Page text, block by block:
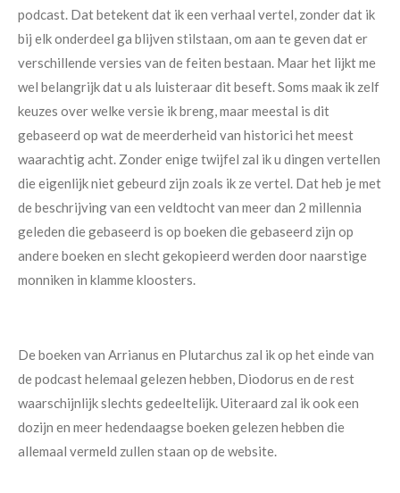
podcast. Dat betekent dat ik een verhaal vertel, zonder dat ik
bij elk onderdeel ga blijven stilstaan, om aan te geven dat er
verschillende versies van de feiten bestaan. Maar het lijkt me
wel belangrijk dat u als luisteraar dit beseft. Soms maak ik zelf
keuzes over welke versie ik breng, maar meestal is dit
gebaseerd op wat de meerderheid van historici het meest
waarachtig acht. Zonder enige twijfel zal ik u dingen vertellen
die eigenlijk niet gebeurd zijn zoals ik ze vertel. Dat heb je met
de beschrijving van een veldtocht van meer dan 2 millennia
geleden die gebaseerd is op boeken die gebaseerd zijn op
andere boeken en slecht gekopieerd werden door naarstige
monniken in klamme kloosters.
De boeken van Arrianus en Plutarchus zal ik op het einde van
de podcast helemaal gelezen hebben, Diodorus en de rest
waarschijnlijk slechts gedeeltelijk. Uiteraard zal ik ook een
dozijn en meer hedendaagse boeken gelezen hebben die
allemaal vermeld zullen staan op de website.